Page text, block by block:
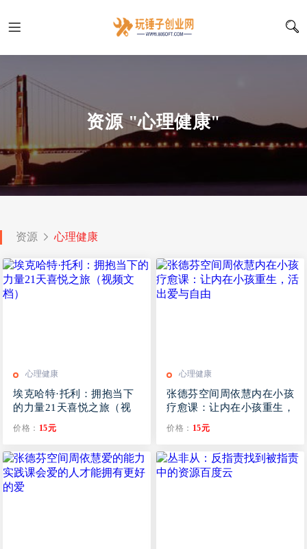
资源 "心理健康"
资源 心理健康
心理健康
埃克哈特·托利：拥抱当下
的力量21天喜悦之旅（视
价格： 15元
心理健康
张德芬空间周依慧内在小孩
疗愈课：让内在小孩重生，
价格： 15元